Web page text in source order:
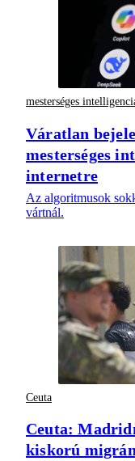
mesterséges
Váratlan
mesterséges
internetre
Az algoritmusok
vártnál.
Ceuta
Ceuta:
kiskorú